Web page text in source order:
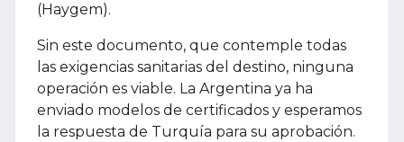
(Haygem).
Sin este documento, que contemple todas
las exigencias sanitarias del destino, ninguna
operación es viable. La Argentina ya ha
enviado modelos de certificados y esperamos
la respuesta de Turquía para su aprobación.